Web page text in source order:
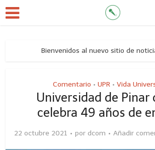
Bienvenidos al nuevo sitio de noticias
Comentario • UPR • Vida
Universidad de Pinar
celebra 49 años de
22 octubre 2021 por dcom Añadir